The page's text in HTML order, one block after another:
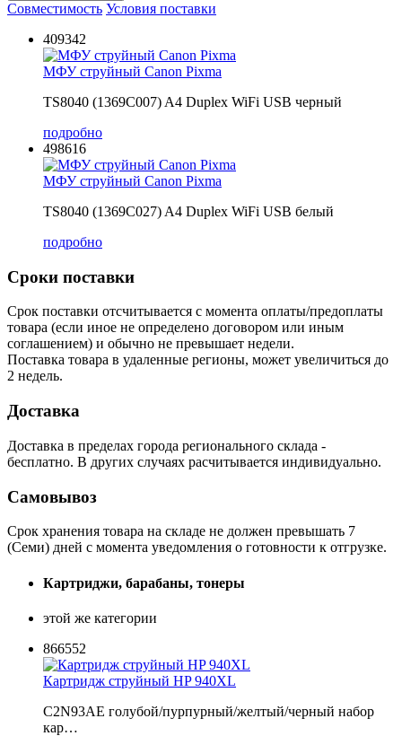
Совместимость Условия поставки
409342
МФУ струйный Canon Pixma
TS8040 (1369C007) A4 Duplex WiFi USB черный
подробно
498616
МФУ струйный Canon Pixma
TS8040 (1369C027) A4 Duplex WiFi USB белый
подробно
Сроки поставки
Срок поставки отсчитывается с момента оплаты/предоплаты
товара (если иное не определено договором или иным
соглашением) и обычно не превышает недели.
Поставка товара в удаленные регионы, может увеличиться до
2 недель.
Доставка
Доставка в пределах города регионального склада -
бесплатно. В других случаях расчитывается индивидуально.
Самовывоз
Срок хранения товара на складе не должен превышать 7
(Семи) дней с момента уведомления о готовности к отгрузке.
Картриджи, барабаны, тонеры
этой же категории
866552
Картридж струйный HP 940XL
C2N93AE голубой/пурпурный/желтый/черный набор
кар…